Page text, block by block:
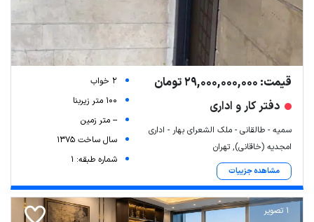
قیمت: 29,000,000,000 تومان
دفتر کار و اداری
سمیه - طالقانی - ملک الشعرای بهار - اداری
امجدیه (خاقانی), تهران
مشاهده جزییات
2 خواب
100 متر زیربنا
-- متر زمین
سال ساخت 1375
شماره طبقه: 1
1 تصویر